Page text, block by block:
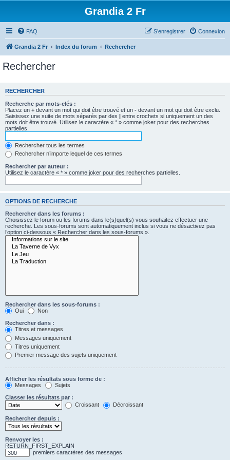
Grandia 2 Fr
FAQ Connexion
S’enregistrer
Grandia 2 Fr Index du forum Rechercher
Rechercher
RECHERCHER
Recherche par mots-clés :
Placez un + devant un mot qui doit être trouvé et un - devant un mot qui doit être exclu.
Saisissez une suite de mots séparés par des | entre crochets si uniquement un des
mots doit être trouvé. Utilisez le caractère « * » comme joker pour des recherches
partielles.
Rechercher tous les termes
Rechercher n’importe lequel de ces termes
Rechercher par auteur :
Utilisez le caractère « * » comme joker pour des recherches partielles.
OPTIONS DE RECHERCHE
Rechercher dans les forums :
Choisissez le forum ou les forums dans le(s)quel(s) vous souhaitez effectuer une
recherche. Les sous-forums sont automatiquement inclus si vous ne désactivez pas
l’option ci-dessous « Rechercher dans les sous-forums ».
Rechercher dans les sous-forums :
Oui
Non
Rechercher dans :
Titres et messages
Messages uniquement
Titres uniquement
Premier message des sujets uniquement
Afficher les résultats sous forme de :
Messages
Sujets
Classer les résultats par :
Croissant
Décroissant
Rechercher depuis :
Renvoyer les :
RETURN_FIRST_EXPLAIN
premiers caractères des messages